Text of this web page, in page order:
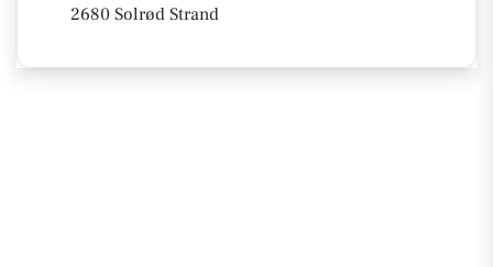
2680 Solrød Strand